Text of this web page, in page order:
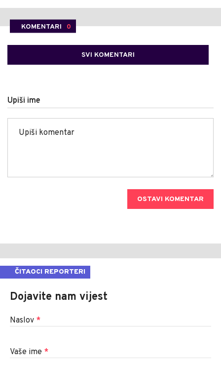
KOMENTARI 0
SVI KOMENTARI
Upiši ime
OSTAVI KOMENTAR
ČITAOCI REPORTERI
Dojavite nam vijest
Naslov *
Vaše ime *